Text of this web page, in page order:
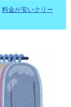
料金が安いクリー